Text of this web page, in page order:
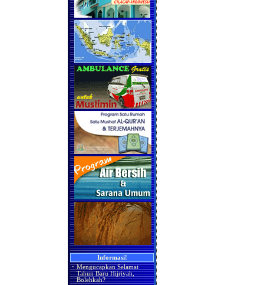
Informasi!
· Mengucapkan Selamat
Tahun Baru Hijriyah,
Bolehkah?